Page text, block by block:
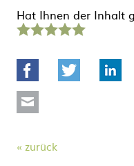
Hat Ihnen der Inhalt
Stern Sterne Sterne Sterne Sterne
Facebook Twitter
zurück